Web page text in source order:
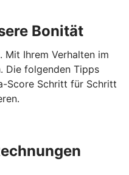
Bonität
Mit Ihrem Verhalten im
Die folgenden Tipps
Score Schritt für Schritt